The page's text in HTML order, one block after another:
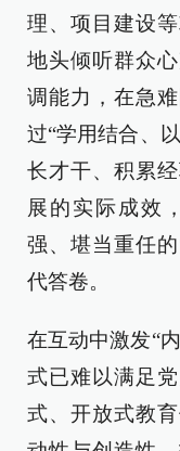
理、项目建设
地头倾听群众
调能力，在急
过“学用结合、
长才干、积累
展的实际成效
强、堪当重任
代答卷。
在互动中激发“
式已难以满足
式、开放式教